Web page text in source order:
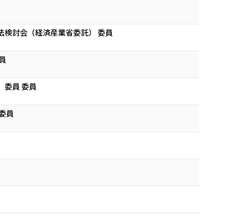
討会（経済産業省委託） 委員
委員 委員
員